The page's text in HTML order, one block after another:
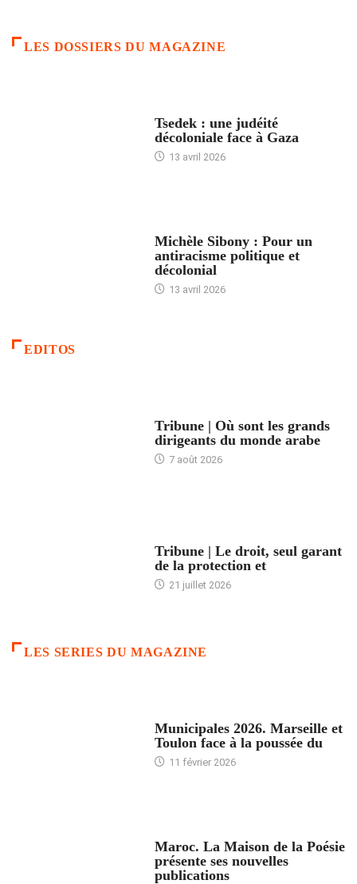
LES DOSSIERS DU MAGAZINE
Tsedek : une judéité
décoloniale face à Gaza
13 avril 2026
Michèle Sibony : Pour un
antiracisme politique et
décolonial
13 avril 2026
EDITOS
Tribune | Où sont les grands
dirigeants du monde arabe
7 août 2026
Tribune | Le droit, seul garant
de la protection et
21 juillet 2026
LES SERIES DU MAGAZINE
Municipales 2026. Marseille et
Toulon face à la poussée du
11 février 2026
Maroc. La Maison de la Poésie
présente ses nouvelles
publications